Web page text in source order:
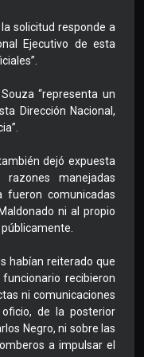
solicitud responde a
Ejecutivo de esta
“representa un
Dirección Nacional,
dejó expuesta
manejadas
fueron comunicadas
ni al propio
habían reiterado que
recibieron
ni comunicaciones
de la posterior
Negro, ni sobre las
a impulsar el